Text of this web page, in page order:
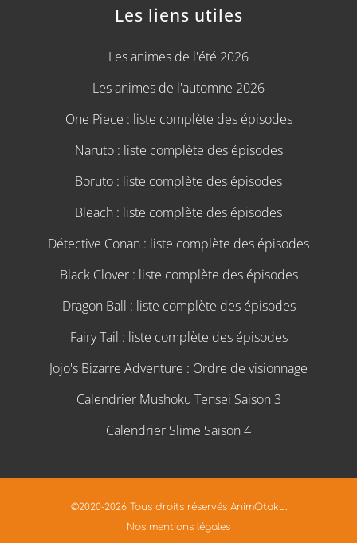
Les liens utiles
Les animes de l'été 2026
Les animes de l'automne 2026
One Piece : liste complète des épisodes
Naruto : liste complète des épisodes
Boruto : liste complète des épisodes
Bleach : liste complète des épisodes
Détective Conan : liste complète des épisodes
Black Clover : liste complète des épisodes
Dragon Ball : liste complète des épisodes
Fairy Tail : liste complète des épisodes
Jojo's Bizarre Adventure : Ordre de visionnage
Calendrier Mushoku Tensei Saison 3
Calendrier Slime Saison 4
©2020-2026 Tous droits réservés AnimOtaku.
Nos mentions légales